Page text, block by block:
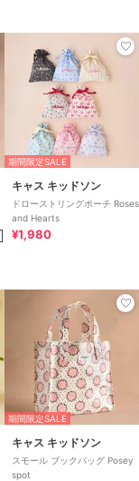
期間限定SALE
キャス キッドソン
ドローストリングポーチ Roses
and Hearts
¥1,980
期間限定SALE
キャス キッドソン
スモール ブックバッグ Posey
spot